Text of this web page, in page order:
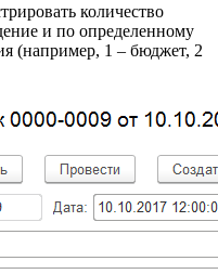
количество
и по определенному
(например, 1 – бюджет, 2